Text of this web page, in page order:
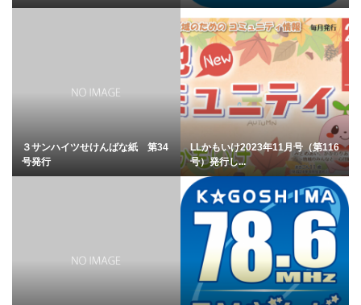
３サンハイツせけんばな紙 第34
号発行
LLかもいけ2023年11月号（第116
号）発行し...